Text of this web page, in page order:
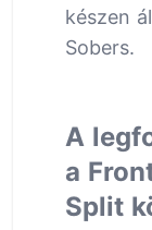
készen
Sobers.
A
a
Split